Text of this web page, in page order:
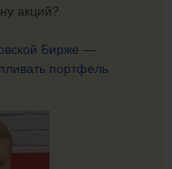
акций?
Бирже —
портфель